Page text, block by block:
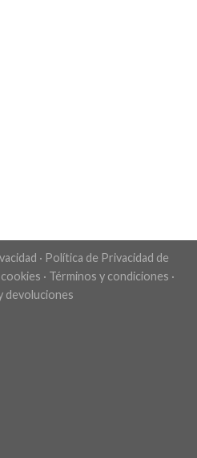
· Política de Privacidad de
· Términos y condiciones ·
devoluciones